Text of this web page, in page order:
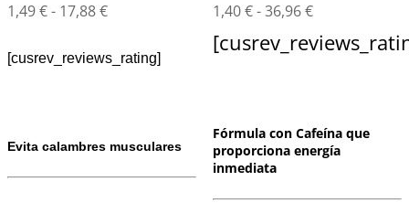
1,49€- 17,88€
[cusrev_reviews_rating]
Evita calambres musculares
1,40€-36,96€
Fórmula con Cafeína que
proporciona energía
inmediata